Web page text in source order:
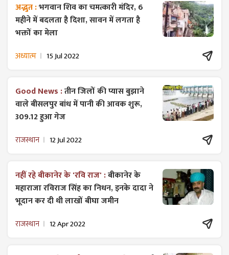
अद्भुत :भगवान शिव का चमत्कारी मंदिर, 6
महीने में बदलता है दिशा, सावन में लगता है
भक्तों का मेला
अध्यात्म 15 Jul 2022
Good News :तीन जिलों की प्यास बुझाने
वाले बीसलपुर बांध में पानी की आवक शुरू,
309.12 हुआ गेज
राजस्थान 12 Jul 2022
नहीं रहे बीकानेर के 'रवि राज' :बीकानेर के
महाराजा रविराज सिंह का निधन, इनके दादा ने
भूदान कर दी थी लाखों बीघा जमीन
राजस्थान 12 Apr 2022